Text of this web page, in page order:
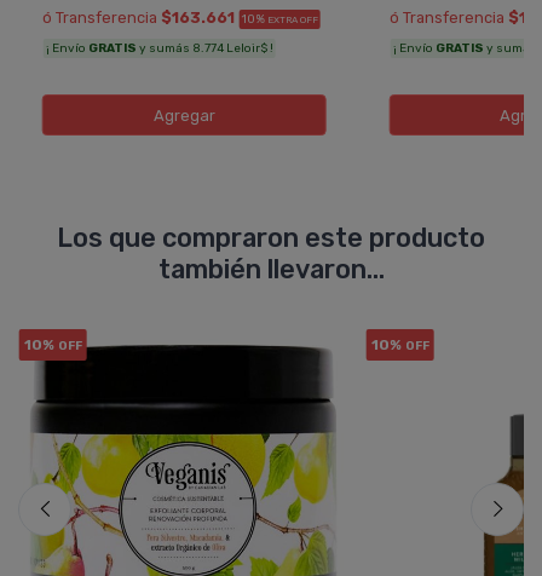
ó Transferencia $163.661 10% EXTRA OFF
¡ Envío GRATIS y sumás 8.774 Leloir$ !
Agregar
ó Transferencia
¡ Envío GRATIS y sumás
Los que compraron este producto
también llevaron...
10% OFF 10% OFF